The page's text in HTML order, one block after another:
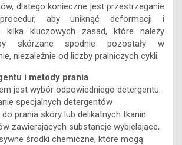
dlatego konieczne jest przestrzeganie
aby uniknąć deformacji i
kilka kluczowych zasad, które należy
skórzane spodnie pozostały w
niezależnie od liczby pralniczych cykli.
i metody prania
jest wybór odpowiedniego detergentu.
specjalnych detergentów
prania skóry lub delikatnych tkanin.
zawierających substancje wybielające,
środki chemiczne, które mogą